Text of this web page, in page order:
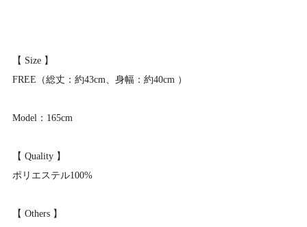
【 Size 】
FREE（総丈：約43cm、身幅：約40cm ）
Model：165cm
【 Quality 】
ポリエステル100%
【 Others 】